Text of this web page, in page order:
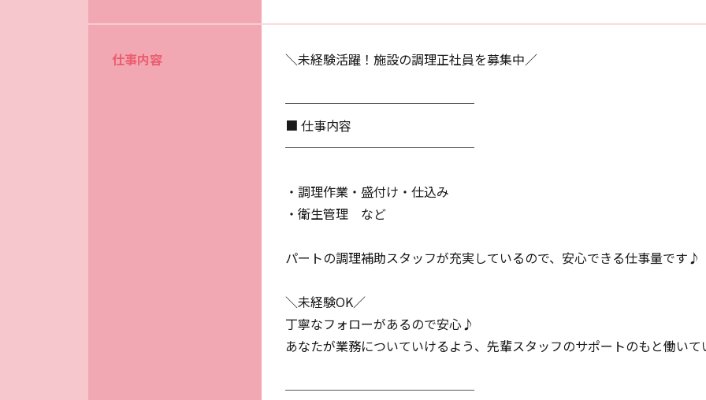
仕事内容 ＼未経験活躍！施設の調理正社員を募集中／
───────────────
■ 仕事内容
───────────────
・調理作業・盛付け・仕込み
・衛生管理 など
パートの調理補助スタッフが充実しているので、安心できる仕事量です♪
＼未経験OK／
丁寧なフォローがあるので安心♪
あなたが業務についていけるよう、先輩スタッフのサポートのもと働いて
───────────────